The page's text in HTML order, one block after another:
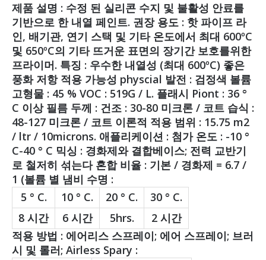
제품 설명 : 수정 된 실리콘 수지 및 불활성 안료를
기반으로 한 내열 페인트. 권장 용도 : 핫 파이프 라
인, 배기관, 연기 스택 및 기타 온도에서 최대 600ºC
및 650ºC의 기타 뜨거운 표면의 장기간 보호를위한
프라이머. 특징 : 우수한 내열성 (최대 600ºC) 좋은
풍화 저항 적용 가능성 physcial 발전 : 검정색 볼륨
고형물 : 45 % VOC : 519G / L. 플래시 Piont : 36 °
C 이상 필름 두께 : 건조 : 30-80 미크론 / 코트 습식 :
48-127 미크론 / 코트 이론적 적용 범위 : 15.75 m2
/ ltr / 10microns. 애플리케이션 : 첨가 온도 : -10 °
C-40 ° C 믹싱 : 경화제와 결합베이스; 전력 교반기
로 철저히 섞는다 혼합 비율 : 기본 / 경화제 = 6.7 /
1 (볼륨 별 냄비 수명 :
5 ° C.
10 ° C. 20 ° C.
30 ° C.
8 시간
6 시간 5hrs.
2 시간
적용 방법 : 에어리스 스프레이; 에어 스프레이; 브러
시 및 롤러; Airless Spary :